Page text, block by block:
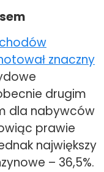
znaczny
drugim
dla nabywców
prawie
największy
– 36,5%.